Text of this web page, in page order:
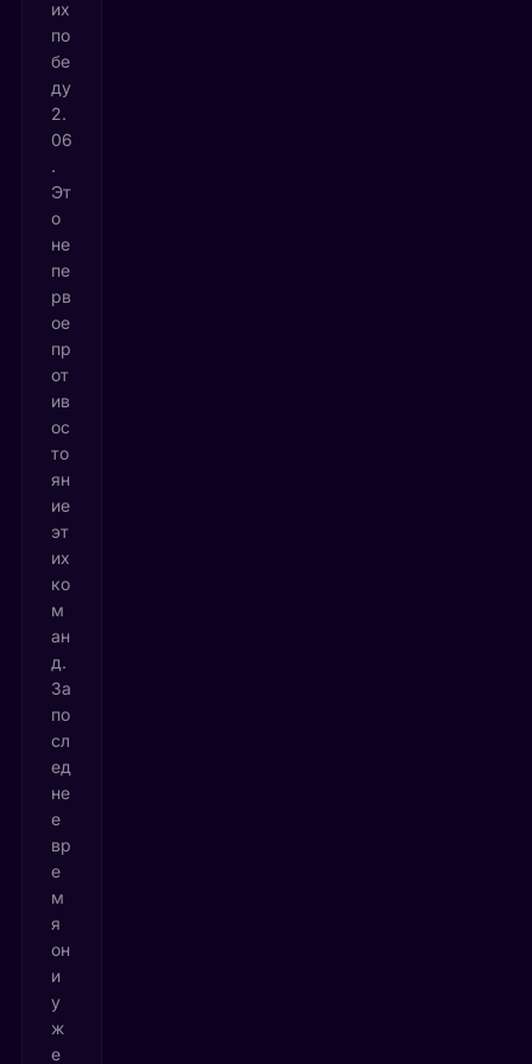
их
по
бе
ду
2.
06
.
Эт
о
не
пе
рв
ое
пр
от
ив
ос
то
ян
ие
эт
их
ко
м
ан
д.
За
по
сл
ед
не
е
вр
е
м
я
он
и
у
ж
е